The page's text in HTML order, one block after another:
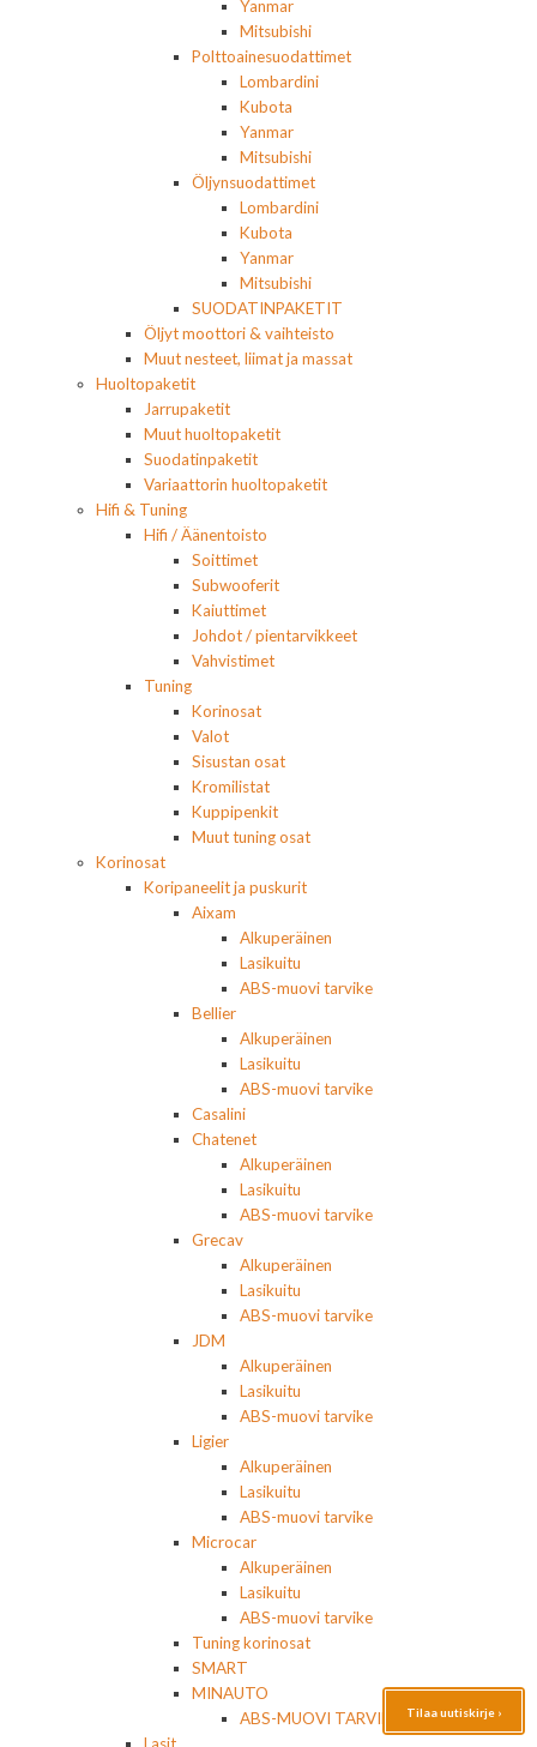
Yanmar
Mitsubishi
Polttoainesuodattimet
Lombardini
Kubota
Yanmar
Mitsubishi
Öljynsuodattimet
Lombardini
Kubota
Yanmar
Mitsubishi
SUODATINPAKETIT
Öljyt moottori & vaihteisto
Muut nesteet, liimat ja massat
Huoltopaketit
Jarrupaketit
Muut huoltopaketit
Suodatinpaketit
Variaattorin huoltopaketit
Hifi & Tuning
Hifi / Äänentoisto
Soittimet
Subwooferit
Kaiuttimet
Johdot / pientarvikkeet
Vahvistimet
Tuning
Korinosat
Valot
Sisustan osat
Kromilistat
Kuppipenkit
Muut tuning osat
Korinosat
Koripaneelit ja puskurit
Aixam
Alkuperäinen
Lasikuitu
ABS-muovi tarvike
Bellier
Alkuperäinen
Lasikuitu
ABS-muovi tarvike
Casalini
Chatenet
Alkuperäinen
Lasikuitu
ABS-muovi tarvike
Grecav
Alkuperäinen
Lasikuitu
ABS-muovi tarvike
JDM
Alkuperäinen
Lasikuitu
ABS-muovi tarvike
Ligier
Alkuperäinen
Lasikuitu
ABS-muovi tarvike
Microcar
Alkuperäinen
Lasikuitu
ABS-muovi tarvike
Tuning korinosat
SMART
MINAUTO
ABS-MUOVI TARVIKE
Lasit
Tilaa uutiskirje ›